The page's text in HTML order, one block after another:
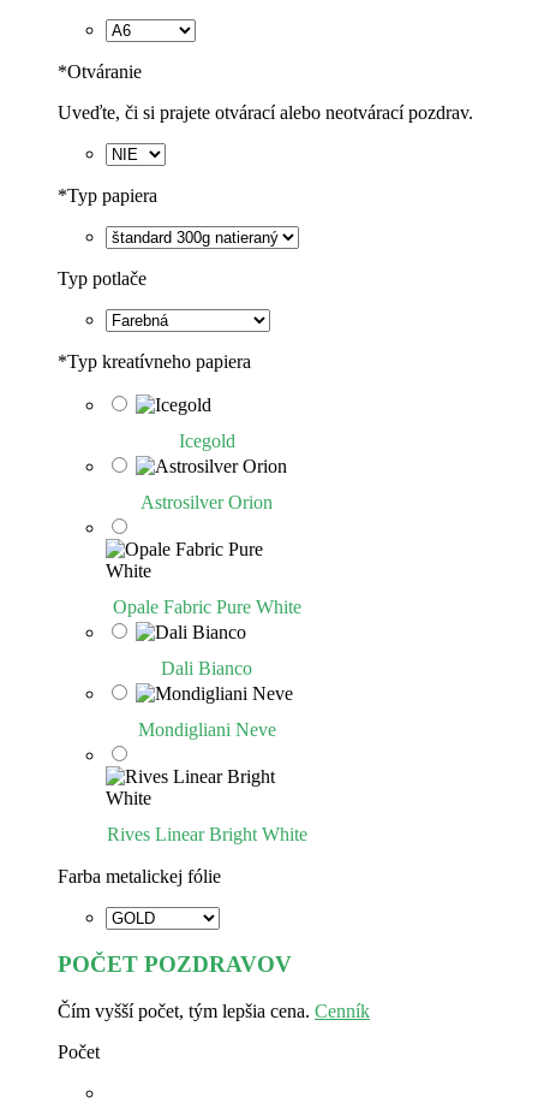
*Otváranie
Uveďte, či si prajete otvárací alebo neotvárací pozdrav.
*Typ papiera
Typ potlače
*Typ kreatívneho papiera
Icegold
Astrosilver Orion
Opale Fabric Pure White
Dali Bianco
Mondigliani Neve
Rives Linear Bright White
Farba metalickej fólie
POČET POZDRAVOV
Čím vyšší počet, tým lepšia cena. Cenník
Počet